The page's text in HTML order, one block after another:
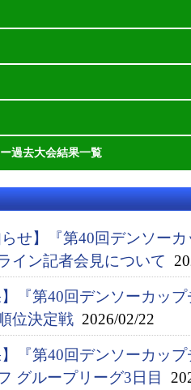
過去大会結果一覧
らせ】『第40回デンソー
イン記者会見について
】『第40回デンソーカッ
位決定戦 2026/02/22
】『第40回デンソーカッ
グループリーグ3日目